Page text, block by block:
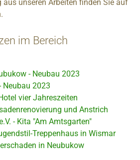
aus unseren Arbeiten finden Sie auf
im Bereich
- Neubau 2023
Neubau 2023
vier Jahreszeiten
und Anstrich
- Kita "Am Amtsgarten"
Treppenhaus in Wismar
in Neubukow